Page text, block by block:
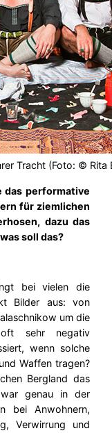
Tracht (Foto: © Rita
das performative
für ziemlichen
dazu das
soll das?
bei vielen die
Bilder aus: von
um die
sehr negativ
wenn solche
Waffen tragen?
Bergland das
genau in der
bei Anwohnern,
Verwirrung und